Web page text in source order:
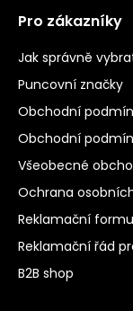
Pro zákazníky
Jak správně
Puncovní značky
Obchodní
Obchodní
Všeobecné
Ochrana
Reklamační
Reklamační řád
B2B shop